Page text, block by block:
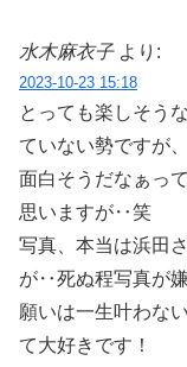
水木麻衣子 より:
2023-10-23 15:18
とっても楽しそう
ていない勢ですが
面白そうだなぁっ
思いますが‥笑
写真、本当は浜田
が‥死ぬ程写真が
願いは一生叶わな
て大好